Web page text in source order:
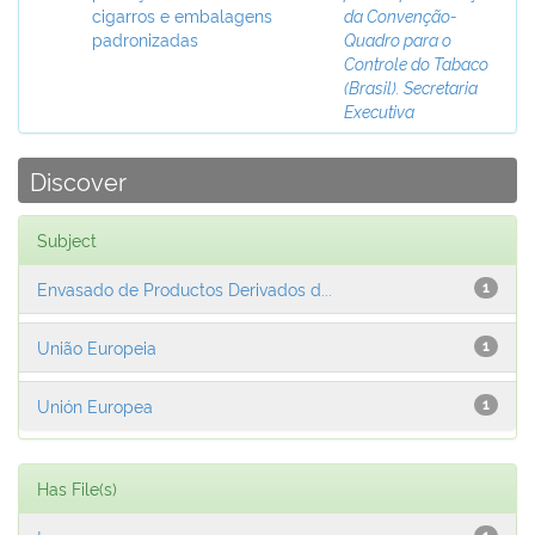
cigarros e embalagens
padronizadas
da Convenção-
Quadro para o
Controle do Tabaco
(Brasil). Secretaria
Executiva
Discover
Subject
1
Envasado de Productos Derivados d...
1
União Europeia
1
Unión Europea
Has File(s)